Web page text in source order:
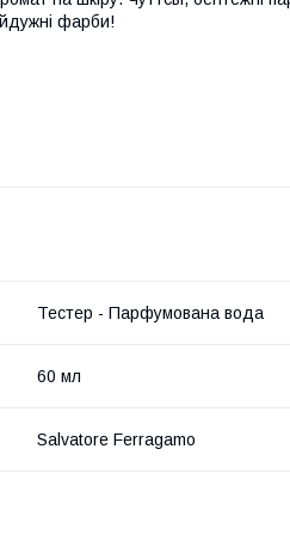
фарби!
Тестер - Парфумована вода
60 мл
Salvatore Ferragamo